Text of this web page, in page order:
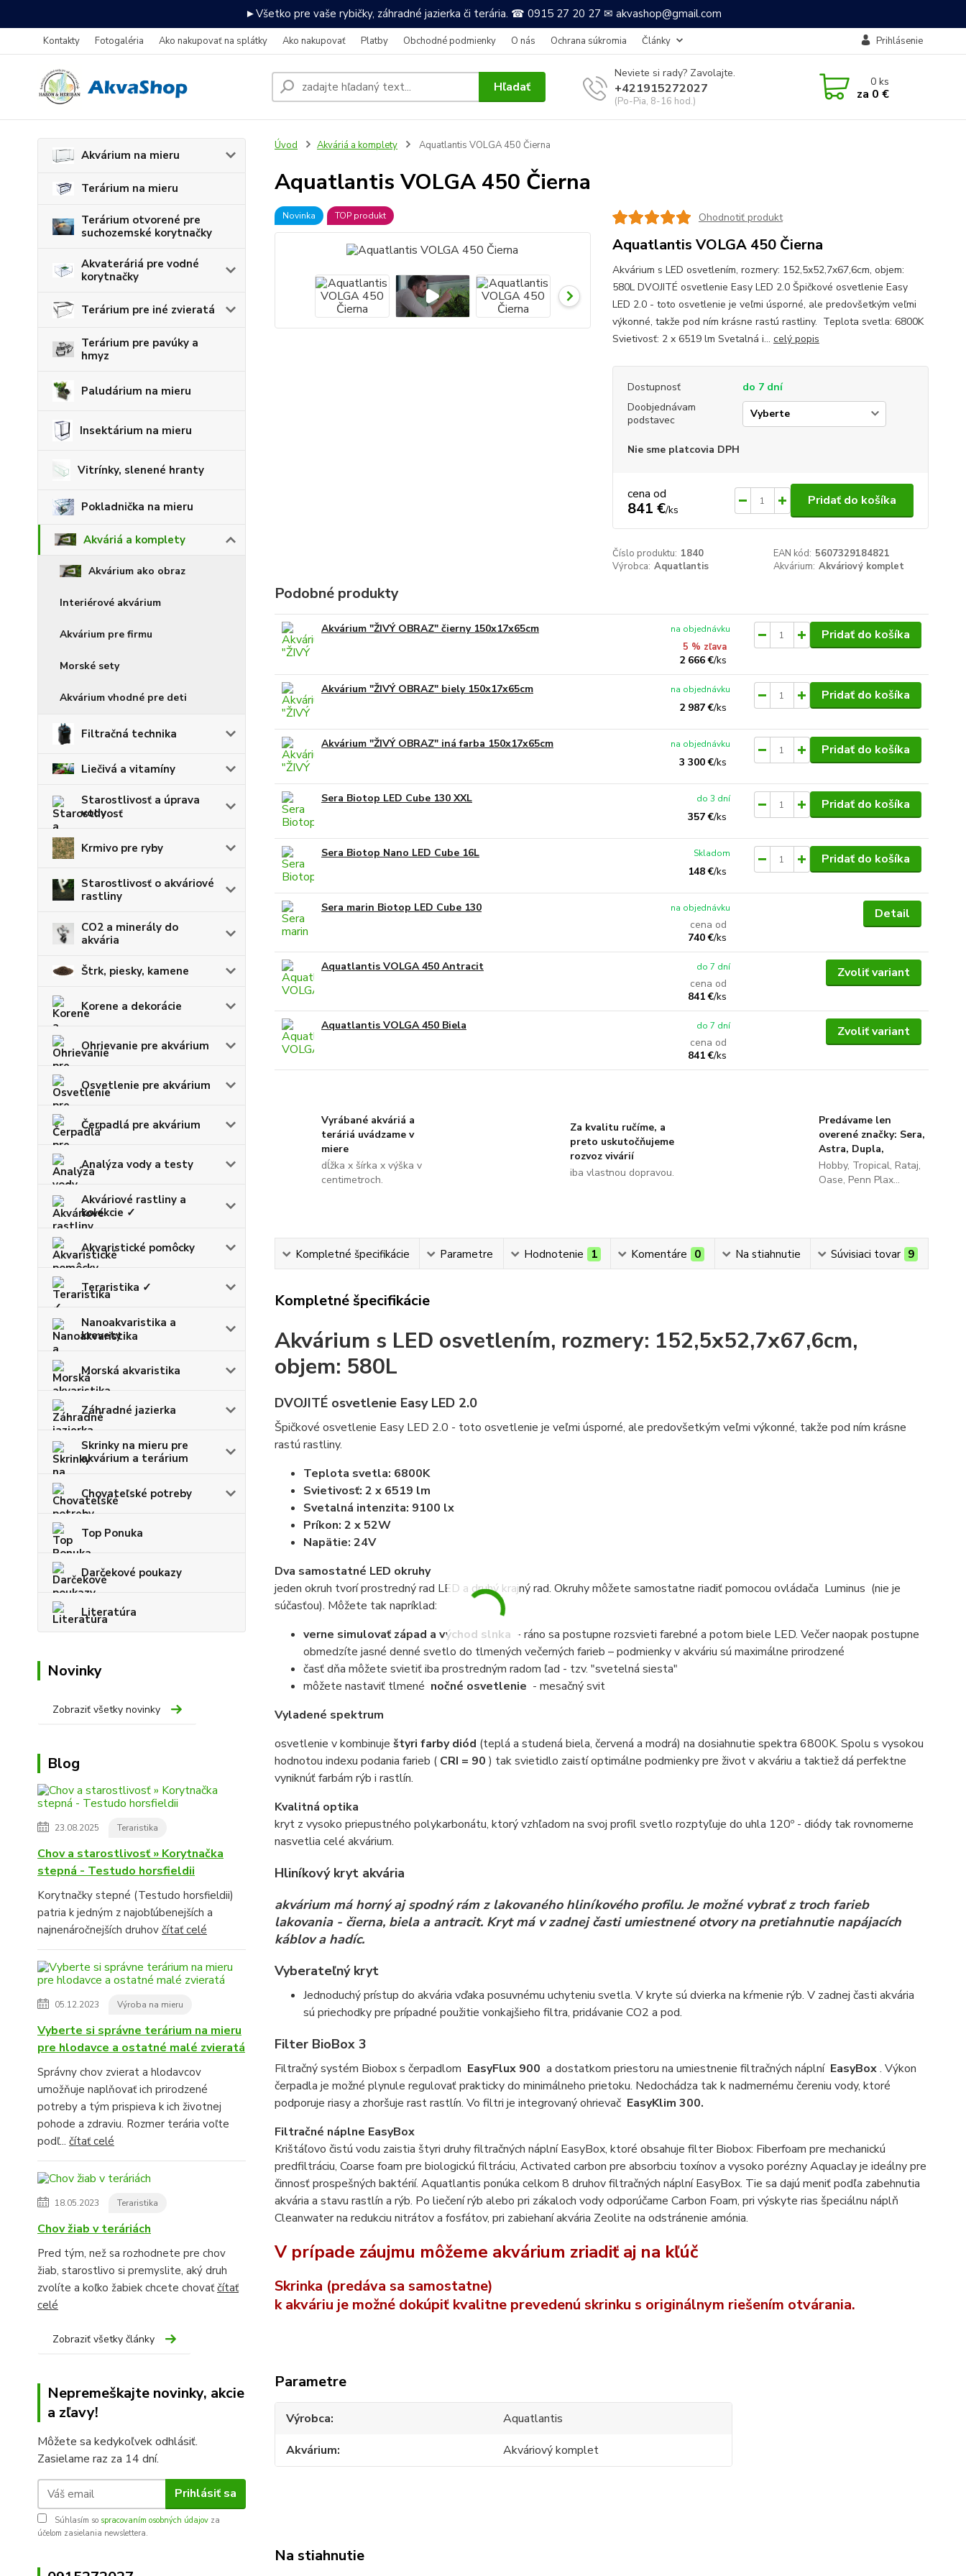
►Všetko pre vaše rybičky, záhradné jazierka či terária. ☎ 0915 27 20 27 ✉ akvashop@gmail.com
Kontakty Fotogaléria Ako nakupovať na splátky Ako nakupovať Platby Obchodné podmienky O nás Ochrana súkromia Články Prihlásenie
Hľadať
Neviete si rady? Zavolajte.
+421915272027
(Po-Pia, 8-16 hod.)
0ks
za 0 €
Akvárium na mieru
Terárium na mieru
Terárium otvorené pre
suchozemské korytnačky
Akvateráriá pre vodné
korytnačky
Terárium pre iné zvieratá
Terárium pre pavúky a
hmyz
Paludárium na mieru
Insektárium na mieru
Vitrínky, slenené hranty
Pokladnička na mieru
Akváriá a komplety
Akvárium ako obraz
Interiérové akvárium
Akvárium pre firmu
Morské sety
Akvárium vhodné pre deti
Filtračná technika
Liečivá a vitamíny
Starostlivosť a úprava
vody
Krmivo pre ryby
Starostlivosť o akváriové
rastliny
CO2 a minerály do
akvária
Štrk, piesky, kamene
Korene a dekorácie
Ohrievanie pre akvárium
Osvetlenie pre akvárium
Čerpadlá pre akvárium
Analýza vody a testy
Akváriové rastliny a
kolekcie ✓
Akvaristické pomôcky
Teraristika ✓
Nanoakvaristika a
krevety
Morská akvaristika
Záhradné jazierka
Skrinky na mieru pre
akvárium a terárium
Chovateľské potreby
Top Ponuka
Darčekové poukazy
Literatúra
Novinky
Zobraziť všetky novinky
Blog
23.08.2025 Teraristika
Chov a starostlivosť » Korytnačka
stepná - Testudo horsfieldii
Korytnačky stepné (Testudo horsfieldii)
patria k jedným z najobľúbenejších a
najnenáročnejších druhov čítať celé
05.12.2023 Výroba na mieru
Vyberte si správne terárium na mieru
pre hlodavce a ostatné malé zvieratá
Správny chov zvierat a hlodavcov
umožňuje naplňovať ich prirodzené
potreby a tým prispieva k ich životnej
pohode a zdraviu. Rozmer terária voľte
podľ... čítať celé
18.05.2023 Teraristika
Chov žiab v teráriách
Pred tým, než sa rozhodnete pre chov
žiab, starostlivo si premyslite, aký druh
zvolíte a koľko žabiek chcete chovaťčítať
celé
Zobraziť všetky články
Nepremeškajte novinky, akcie
a zľavy!
Môžete sa kedykoľvek odhlásiť.
Zasielame raz za 14 dní.
Prihlásiť sa
Súhlasím so spracovaním osobných údajov za
účelom zasielania newslettera.
Úvod Akváriá a komplety Aquatlantis VOLGA 450 Čierna
Aquatlantis VOLGA 450 Čierna
Novinka TOP produkt Ohodnotiť produkt
Aquatlantis VOLGA 450 Čierna
Akvárium s LED osvetlením, rozmery: 152,5x52,7x67,6cm, objem:
580L DVOJITÉ osvetlenie Easy LED 2.0 Špičkové osvetlenie Easy
LED 2.0 - toto osvetlenie je veľmi úsporné, ale predovšetkým veľmi
výkonné, takže pod ním krásne rastú rastliny. Teplota svetla: 6800K
Svietivosť: 2 x 6519 lm Svetalná i... celý popis
Dostupnosť
do 7 dní
Doobjednávam
podstavec
Nie sme platcovia DPH
cena od
841 €/ks
Pridať do košíka
Číslo produktu: 1840 EAN kód: 5607329184821
Výrobca: Aquatlantis Akvárium: Akváriový komplet
Podobné produkty
Akvárium "ŽIVÝ OBRAZ" čierny 150x17x65cm
5 % zľava
2 666 €/ks
na objednávku Pridať do košíka
Akvárium "ŽIVÝ OBRAZ" biely 150x17x65cm
2 987 €/ks
na objednávku Pridať do košíka
Akvárium "ŽIVÝ OBRAZ" iná farba 150x17x65cm
3 300 €/ks
na objednávku Pridať do košíka
Sera Biotop LED Cube 130 XXL
357 €/ks
do 3 dní Pridať do košíka
Sera Biotop Nano LED Cube 16L
148 €/ks
Skladom Pridať do košíka
Sera marin Biotop LED Cube 130
cena od
740 €/ks
na objednávku Detail
Aquatlantis VOLGA 450 Antracit
cena od
841 €/ks
do 7 dní Zvoliť variant
Aquatlantis VOLGA 450 Biela
cena od
841 €/ks
do 7 dní Zvoliť variant
Vyrábané akváriá a
teráriá uvádzame v
miere
dĺžka x šírka x výška v
centimetroch.
Za kvalitu ručíme, a
preto uskutočňujeme
rozvoz vivárií
iba vlastnou dopravou.
Predávame len
overené značky: Sera,
Astra, Dupla,
Hobby, Tropical, Rataj,
Oase, Penn Plax...
Kompletné špecifikácie Parametre Hodnotenie 1 Komentáre 0 Na stiahnutie Súvisiaci tovar 9
Kompletné špecifikácie
Akvárium s LED osvetlením, rozmery: 152,5x52,7x67,6cm,
objem: 580L
DVOJITÉ osvetlenie Easy LED 2.0
Špičkové osvetlenie Easy LED 2.0 - toto osvetlenie je veľmi úsporné, ale predovšetkým veľmi výkonné, takže pod ním krásne
rastú rastliny.
Teplota svetla: 6800K
Svietivosť: 2 x 6519 lm
Svetalná intenzita: 9100 lx
Príkon: 2 x 52W
Napätie: 24V
Dva samostatné LED okruhy
jeden okruh tvorí prostredný rad LED a druhý krajný rad. Okruhy môžete samostatne riadiť pomocou ovládača Luminus (nie je
súčasťou). Môžete tak napríklad:
verne simulovať západ a východ slnka - ráno sa postupne rozsvieti farebné a potom biele LED. Večer naopak postupne
obmedzíte jasné denné svetlo do tlmených večerných farieb – podmienky v akváriu sú maximálne prirodzené
časť dňa môžete svietiť iba prostredným radom ľad - tzv. "svetelná siesta"
môžete nastaviť tlmené nočné osvetlenie - mesačný svit
Vyladené spektrum
osvetlenie v kombinuje štyri farby diód (teplá a studená biela, červená a modrá) na dosiahnutie spektra 6800K. Spolu s vysokou
hodnotou indexu podania farieb ( CRI = 90 ) tak svietidlo zaistí optimálne podmienky pre život v akváriu a taktiež dá perfektne
vyniknúť farbám rýb i rastlín.
Kvalitná optika
kryt z vysoko priepustného polykarbonátu, ktorý vzhľadom na svoj profil svetlo rozptyľuje do uhla 120º - diódy tak rovnomerne
nasvetlia celé akvárium.
Hliníkový kryt akvária
akvárium má horný aj spodný rám z lakovaného hliníkového profilu. Je možné vybrať z troch farieb
lakovania - čierna, biela a antracit. Kryt má v zadnej časti umiestnené otvory na pretiahnutie napájacích
káblov a hadíc.
Vyberateľný kryt
Jednoduchý prístup do akvária vďaka posuvnému uchyteniu svetla. V kryte sú dvierka na kŕmenie rýb. V zadnej časti akvária
sú priechodky pre prípadné použitie vonkajšieho filtra, pridávanie CO2 a pod.
Filter BioBox 3
Filtračný systém Biobox s čerpadlom EasyFlux 900 a dostatkom priestoru na umiestnenie filtračných náplní EasyBox. Výkon
čerpadla je možné plynule regulovať prakticky do minimálneho prietoku. Nedochádza tak k nadmernému čereniu vody, ktoré
podporuje riasy a zhoršuje rast rastlín. Vo filtri je integrovaný ohrievač EasyKlim 300.
Filtračné náplne EasyBox
Krištáľovo čistú vodu zaistia štyri druhy filtračných náplní EasyBox, ktoré obsahuje filter Biobox: Fiberfoam pre mechanickú
predfiltráciu, Coarse foam pre biologickú filtráciu, Activated carbon pre absorbciu toxínov a vysoko porézny Aquaclay je ideálny pre
činnosť prospešných baktérií. Aquatlantis ponúka celkom 8 druhov filtračných náplní EasyBox. Tie sa dajú meniť podľa zabehnutia
akvária a stavu rastlín a rýb. Po liečení rýb alebo pri zákaloch vody odporúčame Carbon Foam, pri výskyte rias špeciálnu náplň
Cleanwater na redukciu nitrátov a fosfátov, pri zabiehaní akvária Zeolite na odstránenie amónia.
V prípade záujmu môžeme akvárium zriadiť aj na kľúč
Skrinka (predáva sa samostatne)
k akváriu je možné dokúpiť kvalitne prevedenú skrinku s originálnym riešením otvárania.
Parametre
Výrobca
Aquatlantis
Akvárium
Akváriový komplet
Na stiahnutie